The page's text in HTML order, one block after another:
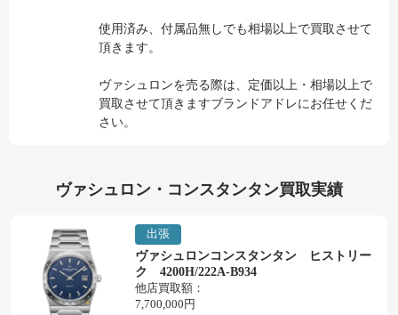
使用済み、付属品無しでも相場以上で買取させて
頂きます。
ヴァシュロンを売る際は、定価以上・相場以上で
買取させて頂きますブランドアドレにお任せくだ
さい。
ヴァシュロン・コンスタンタン買取実績
出張
ヴァシュロンコンスタンタン ヒストリー
ク 4200H/222A-B934
他店買取額：
7,700,000円